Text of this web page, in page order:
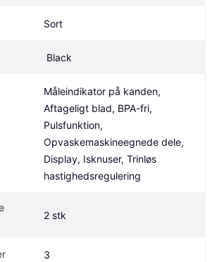
Sort
Black
Måleindikator på kanden,
Aftageligt blad, BPA-fri,
Pulsfunktion,
Opvaskemaskineegnede dele,
Display, Isknuser, Trinløs
hastighedsregulering
2 stk
3